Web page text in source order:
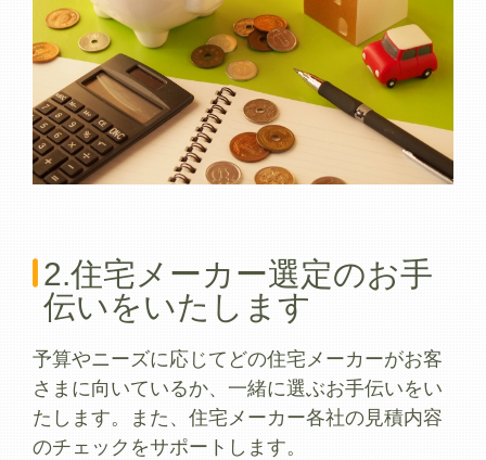
2.住宅メーカー選定のお手
伝いをいたします
予算やニーズに応じてどの住宅メーカーがお客
さまに向いているか、一緒に選ぶお手伝いをい
たします。また、住宅メーカー各社の見積内容
のチェックをサポートします。